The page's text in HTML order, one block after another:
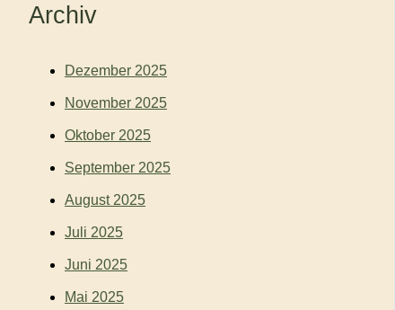
Archiv
Dezember 2025
November 2025
Oktober 2025
September 2025
August 2025
Juli 2025
Juni 2025
Mai 2025